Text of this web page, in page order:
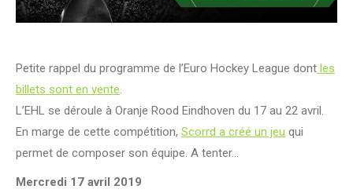
Petite rappel du programme de l’Euro Hockey League dont les
billets sont en vente.
L’EHL se déroule à Oranje Rood Eindhoven du 17 au 22 avril.
En marge de cette compétition, Scorrd a créé un jeu qui
permet de composer son équipe. A tenter…
Mercredi 17 avril 2019